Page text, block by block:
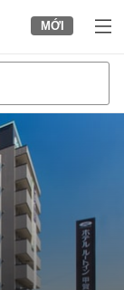
MỚI